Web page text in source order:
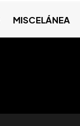
MISCELÁNEA